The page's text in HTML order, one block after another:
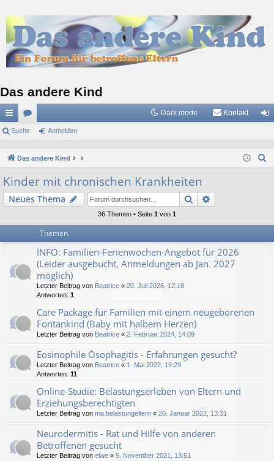
Das andere Kind
ch
llz
ug
riff
or
Dark mode Kontakt
el
Suche Anmelden
Das andere Kind
Kinder mit chronischen Krankheiten
Neues Thema Suche
36 Themen • Seite 1 von 1
Themen
INFO: Familien-Ferienwochen-Angebot für 2026
(Leider ausgebucht, Anmeldungen ab Jan. 2027
möglich)
Letzter Beitrag von Beatrice « 20. Juli 2026, 12:18
Antworten: 1
Care Package für Familien mit einem neugeborenen
Fontankind (Baby mit halbem Herzen)
Letzter Beitrag von Beatrice « 2. Februar 2024, 14:09
Eosinophile Ösophagitis - Erfahrungen gesucht?
Letzter Beitrag von Beatrice « 1. Mai 2022, 19:29
Antworten: 11
Online-Studie: Belastungserleben von Eltern und
Erziehungsberechtigten
Letzter Beitrag von ma.belastungeltern « 20. Januar 2022, 13:31
Neurodermitis - Rat und Hilfe von anderen
Betroffenen gesucht
Letzter Beitrag von elwe « 5. November 2021, 13:51